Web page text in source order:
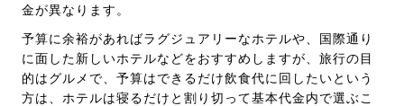
金が異なります。
予算に余裕があればラグジュアリーなホテルや、国際通り
に面した新しいホテルなどをおすすめしますが、旅行の目
的はグルメで、予算はできるだけ飲食代に回したいという
方は、ホテルは寝るだけと割り切って基本代金内で選ぶこ